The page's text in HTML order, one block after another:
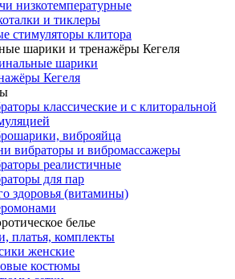
низкотемпературные
и тиклеры
стимуляторы клитора
шарики и тренажёры Кегеля
шарики
Кегеля
классические и с клиторальной
виброяйца
вибраторы и вибромассажеры
реалистичные
для пар
здоровья (витамины)
белье
платья, комплекты
женские
костюмы